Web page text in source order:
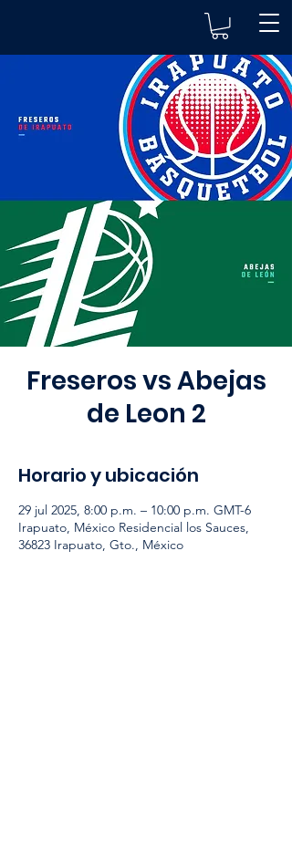
Freseros vs Abejas
de Leon 2
Horario y ubicación
29 jul 2025, 8:00 p.m. – 10:00 p.m. GMT-6
Irapuato, México Residencial los Sauces,
36823 Irapuato, Gto., México